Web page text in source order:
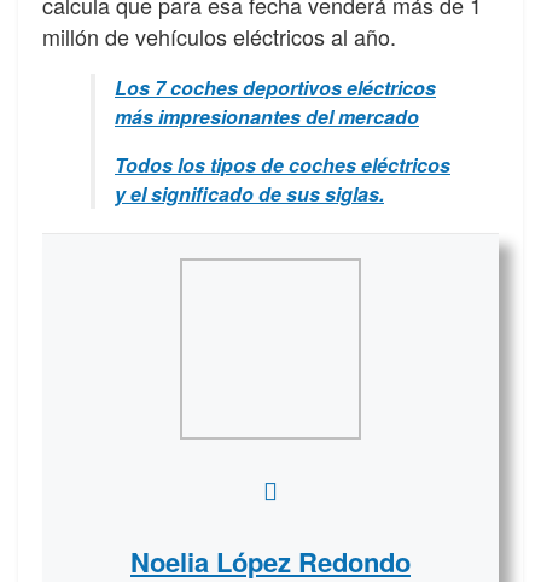
millón de vehículos eléctricos al año.
Los 7 coches deportivos eléctricos
más impresionantes del mercado
Todos los tipos de coches eléctricos
y el significado de sus siglas.
Noelia López Redondo